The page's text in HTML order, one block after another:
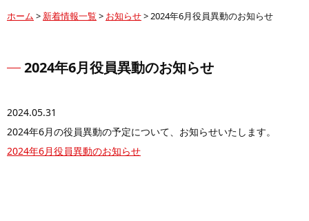
ホーム > 新着情報一覧 > お知らせ>2024年6月役員異動のお知らせ
2024年6月役員異動のお知らせ
2024.05.31
2024年6月の役員異動の予定について、お知らせいたします。
2024年6月役員異動のお知らせ